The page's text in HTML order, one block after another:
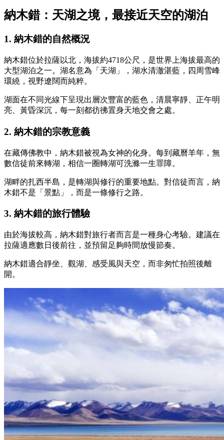
納木錯：天湖之境，最接近天空的湖泊
1. 納木錯的自然概況
納木錯位於拉薩以北，海拔約4718公尺，是世界上海拔最高的
大型湖泊之一。湖名意為「天湖」，湖水清澈湛藍，四周雪峰
環繞，視野遼闊而純粹。
湖面在不同光線下呈現出層次豐富的藍色，清晨寧靜、正午明
亮、黃昏深沉，每一刻都彷彿置身天地交會之處。
2. 納木錯的宗教意義
在藏傳佛教中，納木錯被視為女神的化身。每到藏曆羊年，無
數信徒前來轉湖，相信一圈轉湖可洗滌一生罪障。
湖畔的扎西半島，是轉湖與修行的重要地點。對信徒而言，納
木錯不是「景點」，而是一條修行之路。
3. 納木錯的旅行體驗
由於海拔較高，納木錯對旅行者而言是一種身心考驗。建議在
拉薩適應數日後前往，並預留足夠時間放慢節奏。
納木錯適合靜坐、觀湖、感受風與天空，而非匆忙拍照後離
開。